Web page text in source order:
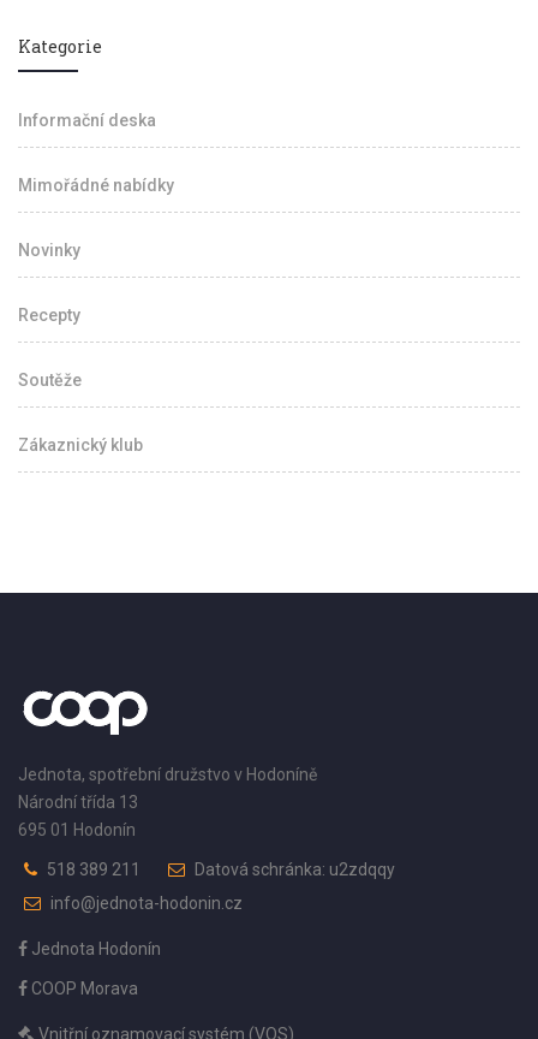
Kategorie
Informační deska
Mimořádné nabídky
Novinky
Recepty
Soutěže
Zákaznický klub
Jednota, spotřební družstvo v Hodoníně
Národní třída 13
695 01 Hodonín
518 389 211
Datová schránka: u2zdqqy
info@jednota-hodonin.cz
Jednota Hodonín
COOP Morava
Vnitřní oznamovací systém (VOS)